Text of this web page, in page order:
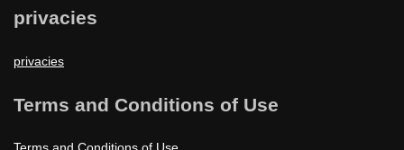
privacies
privacies
Terms and Conditions of Use